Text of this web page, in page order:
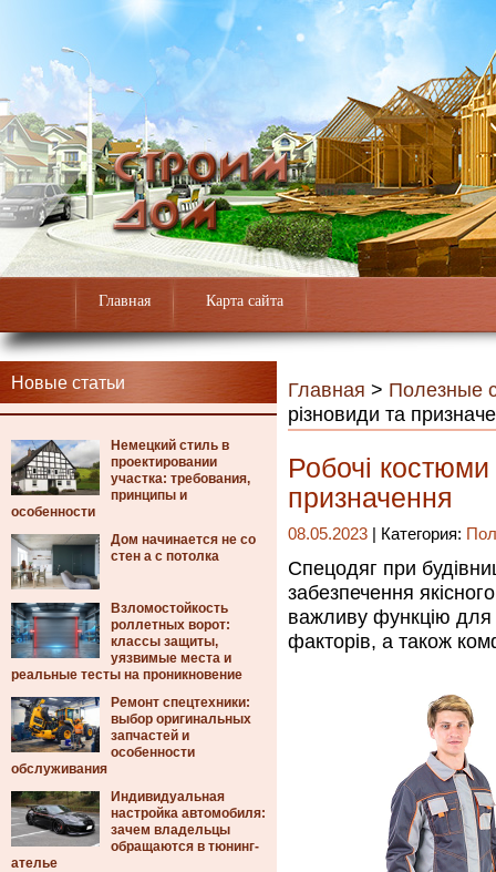
Главная Карта сайта
Новые статьи
Немецкий стиль в
проектировании
участка: требования,
принципы и
особенности
Дом начинается не со
стен а с потолка
Взломостойкость
роллетных ворот:
классы защиты,
уязвимые места и
реальные тесты на проникновение
Ремонт спецтехники:
выбор оригинальных
запчастей и
особенности
обслуживания
Индивидуальная
настройка автомобиля:
зачем владельцы
обращаются в тюнинг-
ателье
Главная > Полезные
різновиди та
Робочі костюми
призначення
08.05.2023 | Категория:
Спецодяг при
забезпечення
важливу функцію для
факторів, а також